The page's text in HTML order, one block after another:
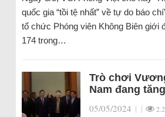
quốc gia “tồi tệ nhất” về tự do báo
tổ chức Phóng viên Không Biên giới
174 trong…
Trò chơi
Nam đang
05/05/2024 | |